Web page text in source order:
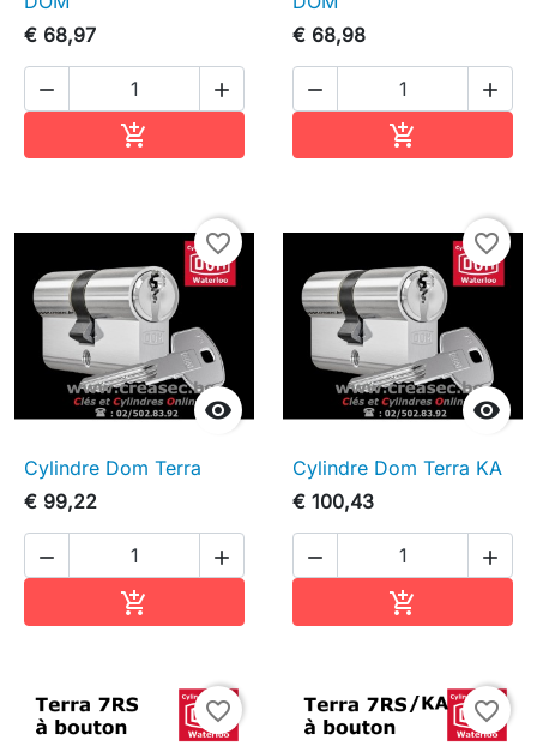
€ 68,97
 

€ 68,98
 


favorite_border
Cylindre Dom Terra
€ 99,22
 


favorite_border
Cylindre Dom Terra KA
€ 100,43
 

favorite_border favorite_border